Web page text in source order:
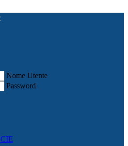
Nome Utente
Password